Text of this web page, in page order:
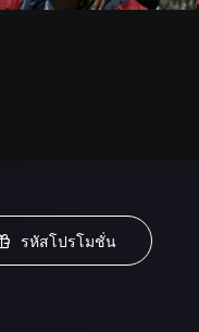
รหัสโปรโมชั่น